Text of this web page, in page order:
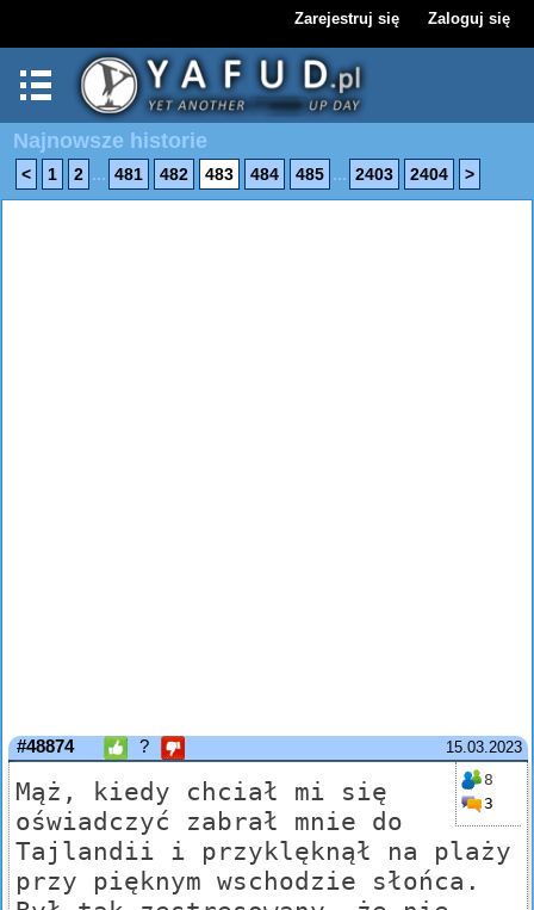
Zarejestruj się Zaloguj się
Najnowsze historie
< 1 2 ... 481 482 483 484 485 ... 2403 2404 >
15.03.2023
#48874 ?
8
3
Mąż, kiedy chciał mi się
oświadczyć zabrał mnie do
Tajlandii i przyklęknął na plaży
przy pięknym wschodzie słońca.